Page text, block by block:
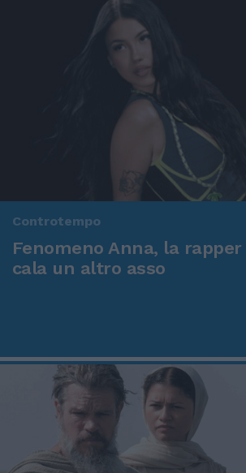
Controtempo
Fenomeno Anna, la rapper
cala un altro asso